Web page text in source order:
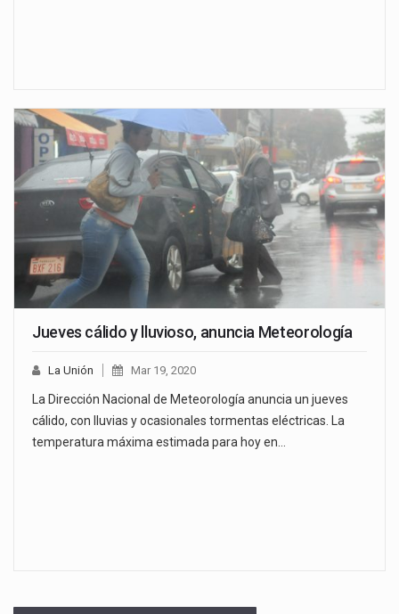
Jueves cálido y lluvioso, anuncia Meteorología
La Unión Mar 19, 2020
La Dirección Nacional de Meteorología anuncia un jueves
cálido, con lluvias y ocasionales tormentas eléctricas. La
temperatura máxima estimada para hoy en…